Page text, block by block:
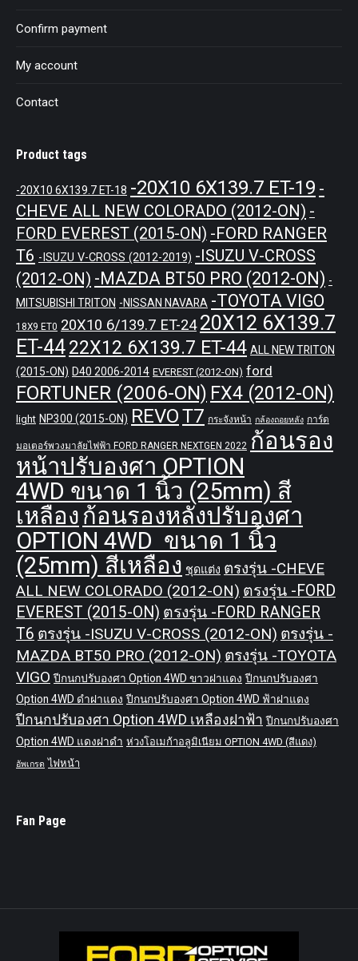
Confirm payment
My account
Contact
Product tags
-20X10 6X139.7 ET-18 -20X10 6X139.7 ET-19 -
CHEVE ALL NEW COLORADO (2012-ON) -
FORD EVEREST (2015-ON) -FORD RANGER
T6 -ISUZU V-CROSS (2012-2019) -ISUZU V-CROSS
(2012-ON) -MAZDA BT50 PRO (2012-ON) -
MITSUBISHI TRITON -NISSAN NAVARA -TOYOTA VIGO
18X9 ET0 20X10 6/139.7 ET-24 20X12 6X139.7
ET-4422X12 6X139.7 ET-44 ALL NEW TRITON
(2015-ON) D40 2006-2014 EVEREST (2012-ON) ford
FORTUNER (2006-ON) FX4 (2012-ON)
light NP300 (2015-ON) REVOT7 กระจังหน้า กล้องถอยหลัง การ์ด
มอเตอร์พวงมาลัยไฟฟ้า FORD RANGER NEXTGEN 2022 ก้อนรอง
หน้าปรับองศา OPTION
4WD ขนาด 1 นิ้ว (25mm) สี
เหลือง ก้อนรองหลังปรับองศา
OPTION 4WD ขนาด 1 นิ้ว
(25mm) สีเหลือง ชุดแต่ง ตรงรุ่น -CHEVE
ALL NEW COLORADO (2012-ON) ตรงรุ่น -FORD
EVEREST (2015-ON) ตรงรุ่น -FORD RANGER
T6 ตรงรุ่น -ISUZU V-CROSS (2012-ON) ตรงรุ่น -
MAZDA BT50 PRO (2012-ON) ตรงรุ่น -TOYOTA
VIGO ปีกนกปรับองศา Option 4WD ขาวฝาแดง ปีกนกปรับองศา
Option 4WD ดำฝาแดง ปีกนกปรับองศา Option 4WD ฟ้าฝาแดง
ปีกนกปรับองศา Option 4WD เหลืองฝาฟ้า ปีกนกปรับองศา
Option 4WD แดงฝาดำ ห่วงโอเมก้าอลูมิเนียม OPTION 4WD (สีแดง)
อัพเกรด ไฟหน้า
Fan Page